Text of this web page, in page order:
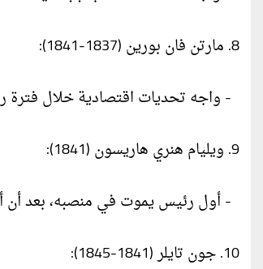
8. مارتن فان بورين (1837-1841):
- واجه تحديات اقتصادية خلال فترة
9. ويليام هنري هاريسون (1841):
- أول رئيس يموت في منصبه، بعد
10. جون تايلر (1841-1845):